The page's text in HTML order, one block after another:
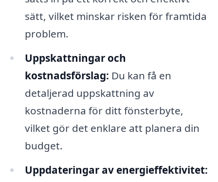
sätt, vilket minskar risken för framtida
problem.
Uppskattningar och
kostnadsförslag: Du kan få en
detaljerad uppskattning av
kostnaderna för ditt fönsterbyte,
vilket gör det enklare att planera din
budget.
Uppdateringar av energieffektivitet: